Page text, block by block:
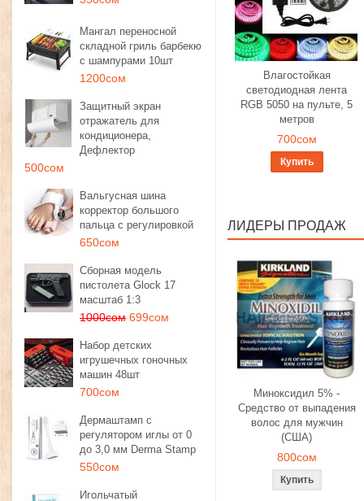
Мангал переносной
складной гриль барбекю
с шампурами 10шт
1200сом
Защитный экран
отражатель для
кондиционера,
Дефлектор
500сом
Вальгусная шина
корректор большого
пальца с регулировкой
650сом
Сборная модель
пистолета Glock 17
масштаб 1:3
1000сом 699сом
Набор детских
игрушечных гоночных
машин 48шт
700сом
Дермаштамп с
регулятором иглы от 0
до 3,0 мм Derma Stamp
550сом
Игольчатый
Влагостойкая
светодиодная лента
RGB 5050 на пульте, 5
метров
700сом
Купить
ЛИДЕРЫ ПРОДАЖ
Миноксидил 5% -
Средство от выпадения
волос для мужчин
(США)
800сом